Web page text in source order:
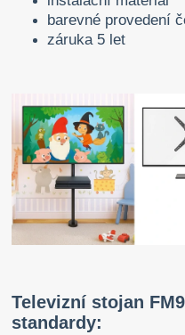
barevné provedení
záruka 5 let
Televizní stojan
standardy: